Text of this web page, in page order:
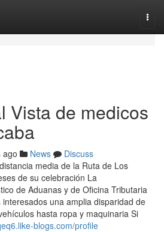
Vista de medicos
ago News
Discuss
media de la Ruta de Los
de su celebración La
de Aduanas y de Oficina Tributaria
una amplia disparidad de
hasta ropa y maquinaria Si
blogs.com/profile